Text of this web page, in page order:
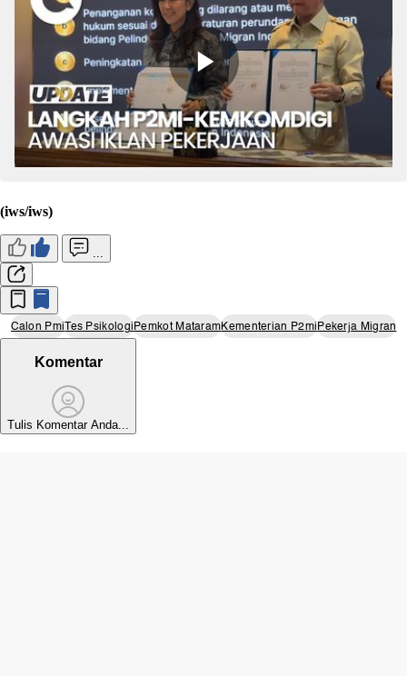
(iws/iws)
Calon PmiTes PsikologiPemkot MataramKementerian P2miPekerja Migran
Komentar
Tulis Komentar Anda...